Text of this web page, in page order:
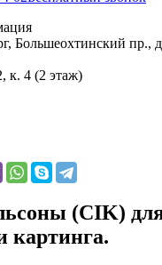
Большеохтинский пр.,
к. 4 (2 этаж)
(CIK)
картинга.